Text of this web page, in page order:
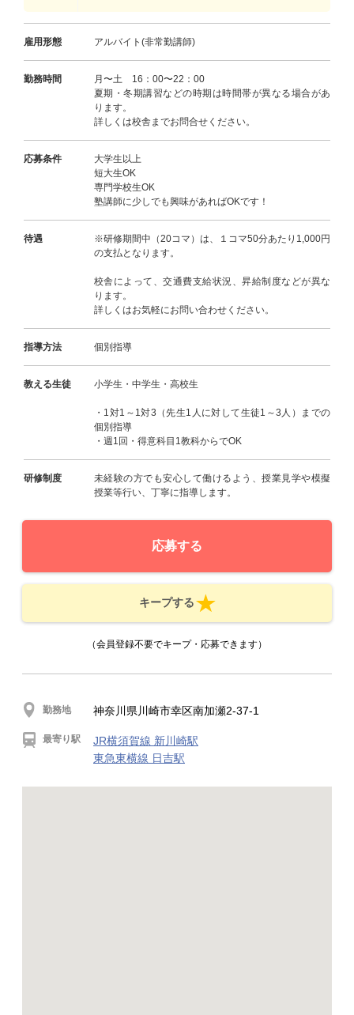
雇用形態 アルバイト(非常勤講師)
勤務時間
月〜土 16：00〜22：00
夏期・冬期講習などの時期は時間帯が異なる場合があ
ります。
詳しくは校舎までお問合せください。
応募条件
大学生以上
短大生OK
専門学校生OK
塾講師に少しでも興味があればOKです！
待遇
※研修期間中（20コマ）は、１コマ50分あたり1,000円
の支払となります。
校舎によって、交通費支給状況、昇給制度などが異な
ります。
詳しくはお気軽にお問い合わせください。
指導方法 個別指導
教える生徒 小学生・中学生・高校生
・1対1～1対3（先生1人に対して生徒1～3人）までの
個別指導
・週1回・得意科目1教科からでOK
研修制度
未経験の方でも安心して働けるよう、授業見学や模擬
授業等行い、丁寧に指導します。
応募する
キープする
（会員登録不要でキープ・応募できます）
勤務地 神奈川県川崎市幸区南加瀬2-37-1
最寄り駅
JR横須賀線 新川崎駅
東急東横線 日吉駅